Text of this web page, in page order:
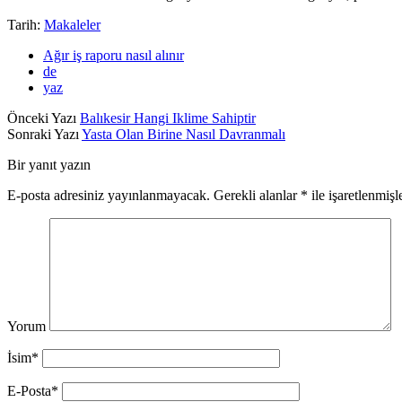
Tarih: Makaleler
Ağır iş raporu nasıl alınır
de
yaz
Önceki Yazı Balıkesir Hangi Iklime Sahiptir
Sonraki Yazı Yasta Olan Birine Nasıl Davranmalı
Bir yanıt yazın
E-posta adresiniz yayınlanmayacak. Gerekli alanlar * ile
Yorum
İsim*
E-Posta*